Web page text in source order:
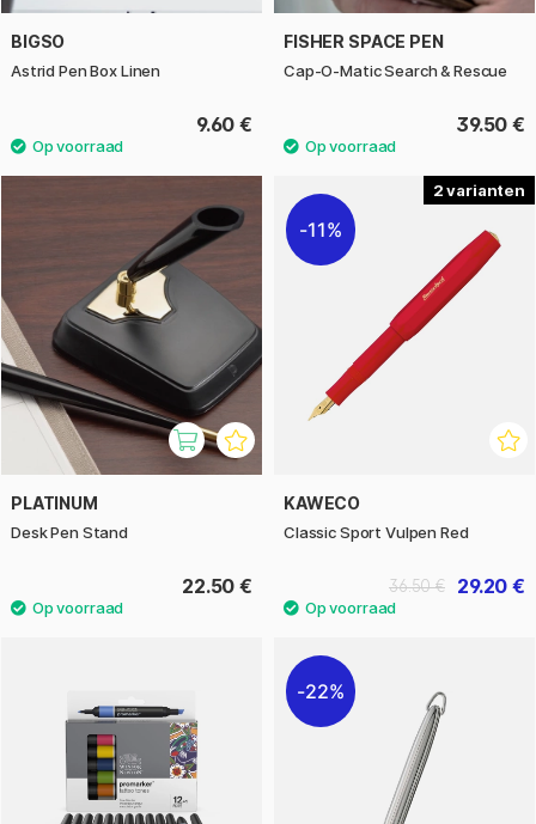
BIGSO
Astrid Pen Box Linen
9.60 €
FISHER SPACE PEN
Cap-O-Matic Search & Rescue
39.50 €
PLATINUM
Desk Pen Stand
22.50 €
2
11%
KAWECO
Classic Sport Vulpen Red
29.20 €
36.50 €
22%